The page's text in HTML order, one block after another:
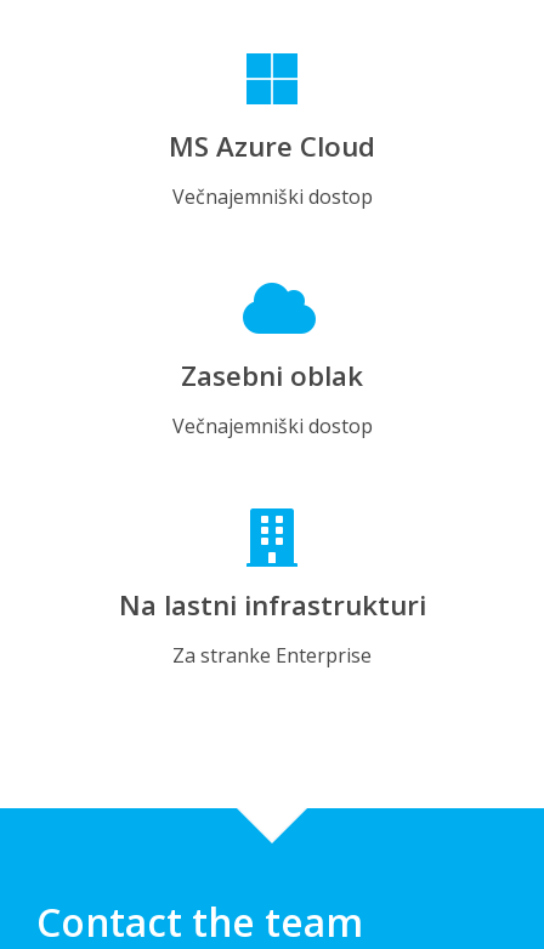
MS Azure Cloud
Večnajemniški dostop
Zasebni oblak
Večnajemniški dostop
Na lastni infrastrukturi
Za stranke Enterprise
Contact the team